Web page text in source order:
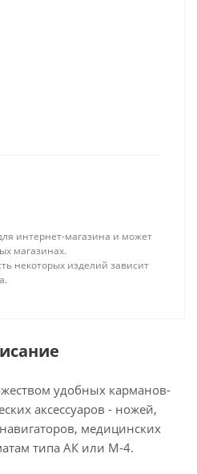
интернет-магазина и может
магазинах.
некоторых изделий зависит
удобных карманов-
аксессуаров - ножей,
медицинских
типа АК или М-4.